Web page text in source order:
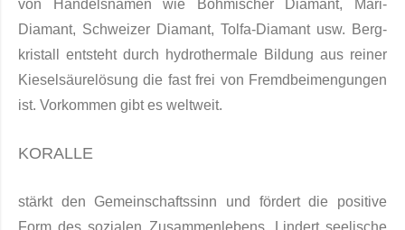
von Handelsnamen wie Böhmischer Diamant, Mari-
Diamant, Schweizer Diamant, Tolfa-Diamant usw. Berg­
kristall entsteht durch hydrothermale Bildung aus rei­ner
Kieselsäurelö­sung die fast frei von Fremdbeimengungen
ist. Vorkommen gibt es weltweit.
KORALLE
stärkt den Gemeinschaftssinn und fördert die positive
Form des sozialen Zusammenlebens.
Lindert seelische